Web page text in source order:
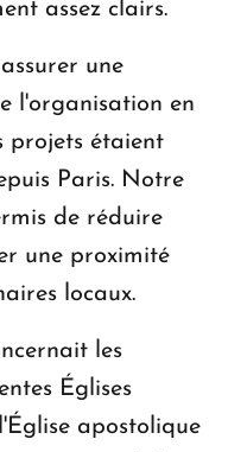
assez clairs.
une
l'organisation en
projets étaient
Paris. Notre
de réduire
une proximité
locaux.
les
Églises
apostolique